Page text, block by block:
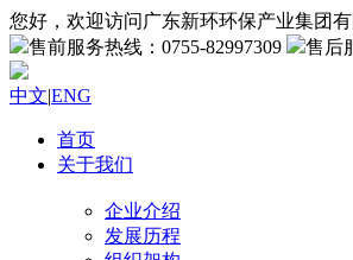
您好，欢迎访问广东新环环保产业集团有
售前服务热线：0755-82997309
售后
中文|ENG
首页
关于我们
企业介绍
发展历程